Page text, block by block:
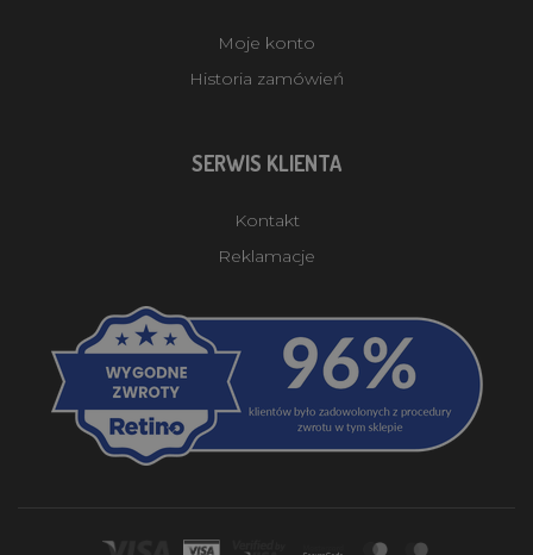
Moje konto
Historia zamówień
SERWIS KLIENTA
Kontakt
Reklamacje